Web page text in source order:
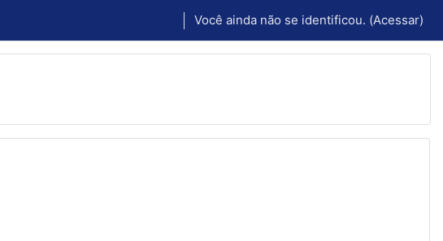
Você ainda não se identificou. (Acessar)